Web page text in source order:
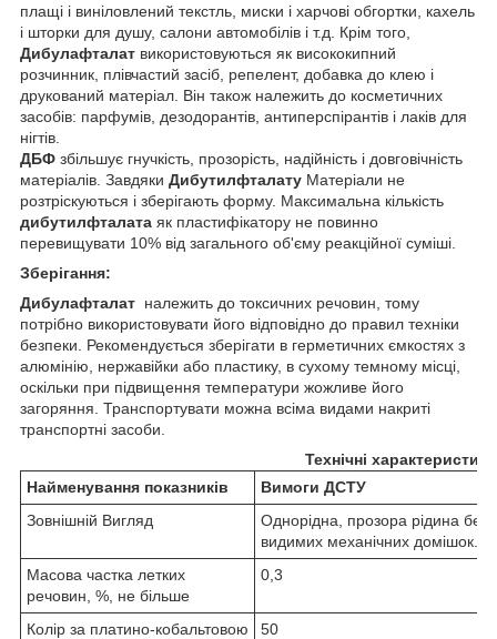
плащі і виніловлений текстль, миски і харчові обгортки, кахель
і шторки для душу, салони автомобілів і т.д. Крім того,
Дибулафталат використовуються як висококипний
розчинник, плівчастий засіб, репелент, добавка до клею і
друкований матеріал. Він також належить до косметичних
засобів: парфумів, дезодорантів, антиперспірантів і лаків для
нігтів.
ДБФ збільшує гнучкість, прозорість, надійність і довговічність
матеріалів. Завдяки Дибутилфталату Матеріали не
розтріскуються і зберігають форму. Максимальна кількість
дибутилфталата як пластифікатору не повинно
перевищувати 10% від загального об'єму реакційної суміші.
Зберігання:
Дибулафталат належить до токсичних речовин, тому
потрібно використовувати його відповідно до правил техніки
безпеки. Рекомендується зберігати в герметичних ємкостях з
алюмінію, нержавійки або пластику, в сухому темному місці,
оскільки при підвищення температури жожливе його
загоряння. Транспортувати можна всіма видами накриті
транспортні засоби.
Технічні характеристики
Найменування показників
Вимоги ДСТУ
Зовнішній Вигляд
Однорідна, прозора рідина без
видимих механічних домішок.
Масова частка летких
речовин, %, не більше
0,3
Колір за платино-кобальтовою
50